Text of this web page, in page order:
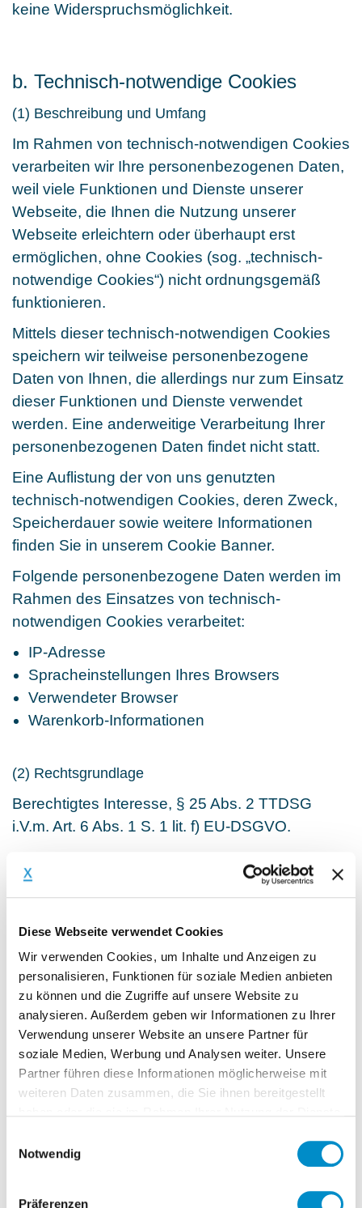
Diese Webseite verwendet Cookies
Wir verwenden Cookies, um Inhalte und Anzeigen zu
personalisieren, Funktionen für soziale Medien anbieten
zu können und die Zugriffe auf unsere Website zu
analysieren. Außerdem geben wir Informationen zu Ihrer
Verwendung unserer Website an unsere Partner für
soziale Medien, Werbung und Analysen weiter. Unsere
Partner führen diese Informationen möglicherweise mit
weiteren Daten zusammen, die Sie ihnen bereitgestellt
Notwendig
Präferenzen
keine Widerspruchsmöglichkeit.
b. Technisch-notwendige Cookies
(1) Beschreibung und Umfang
Im Rahmen von technisch-notwendigen Cookies
verarbeiten wir Ihre personenbezogenen Daten,
weil viele Funktionen und Dienste unserer
Webseite, die Ihnen die Nutzung unserer
Webseite erleichtern oder überhaupt erst
ermöglichen, ohne Cookies (sog. „technisch-
notwendige Cookies“) nicht ordnungsgemäß
funktionieren.
Mittels dieser technisch-notwendigen Cookies
speichern wir teilweise personenbezogene
Daten von Ihnen, die allerdings nur zum Einsatz
dieser Funktionen und Dienste verwendet
werden. Eine anderweitige Verarbeitung Ihrer
personenbezogenen Daten findet nicht statt.
Eine Auflistung der von uns genutzten
technisch-notwendigen Cookies, deren Zweck,
Speicherdauer sowie weitere Informationen
finden Sie in unserem Cookie Banner.
Folgende personenbezogene Daten werden im
Rahmen des Einsatzes von technisch-
notwendigen Cookies verarbeitet:
IP-Adresse
Spracheinstellungen Ihres Browsers
Verwendeter Browser
Warenkorb-Informationen
(2) Rechtsgrundlage
Berechtigtes Interesse, § 25 Abs. 2 TTDSG
i.V.m. Art. 6 Abs. 1 S. 1 lit. f) EU-DSGVO.
Bereitstellung der Funktionen und Dienste
unserer Webseite.
Im Zweck liegt gleichzeitig auch unser
berechtigtes Interesse.
(4) Speicherdauer
der Auflistung der von uns genutzten technisch-